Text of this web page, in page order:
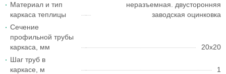
Материал и тип
каркаса теплицы
неразъемная. двусторонняя
заводская оцинковка
Сечение
профильной трубы
каркаса, мм
20х20
Шаг труб в
каркасе, м
1